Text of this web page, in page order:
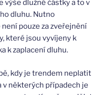
výše dlužné částky a to v
dluhu. Nutno
pouze za zveřejnění
které jsou vyvíjeny k
k zaplacení dluhu.
kdy je trendem neplatit
v některých případech je